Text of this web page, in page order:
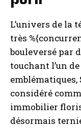
L’univers de la
très
bouleversé par
touchant l’un
emblématiques,
considéré
immobilier
désormais